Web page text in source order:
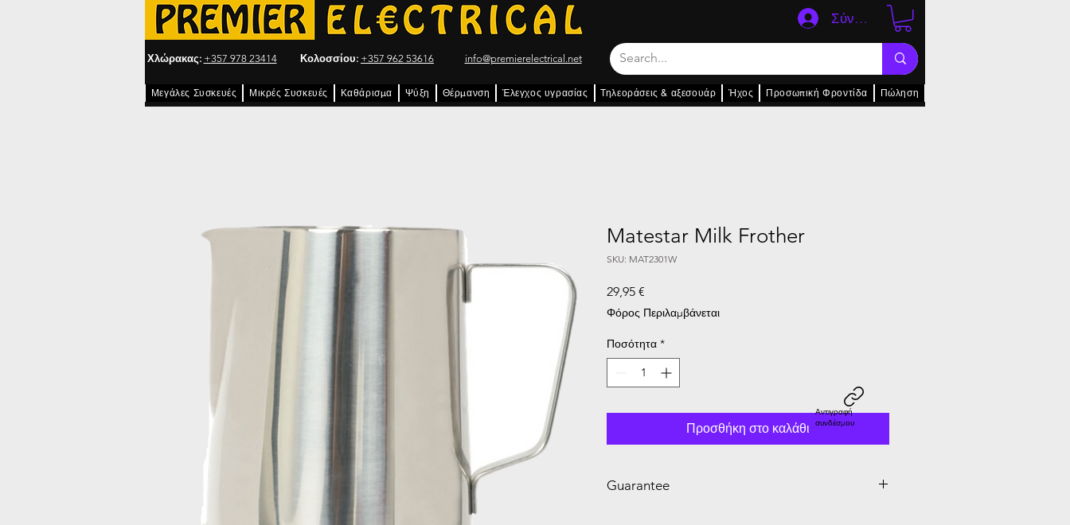
Χλώρακας: +357 978 23414 Κολοσσίου: +357 962 53616 info@premierelectrical.net
Σύνδεση
Μεγάλες Συσκευές Μικρές Συσκευές Καθάρισμα Ψύξη Θέρμανση Έλεγχος υγρασίας Τηλεοράσεις & αξεσουάρ Ήχος Προσωπική Φροντίδα Πώληση
Matestar Milk Frother
SKU: MAT2301W
29,95 €
Φόρος Περιλαμβάνεται
Ποσότητα *
Προσθήκη στο καλάθι
Guarantee
Αντιγραφή
συνδέσμου